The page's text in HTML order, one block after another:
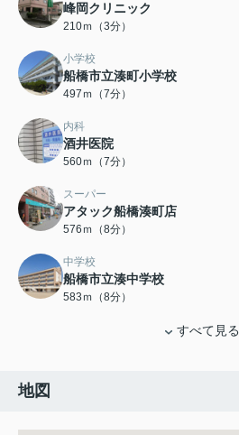
峰岡クリニック
210ｍ（3分）
小学校
船橋市立湊町小学校
497ｍ（7分）
内科
酒井医院
560ｍ（7分）
スーパー
アタック船橋湊町店
576ｍ（8分）
中学校
船橋市立湊中学校
583ｍ（8分）
すべて見る
地図